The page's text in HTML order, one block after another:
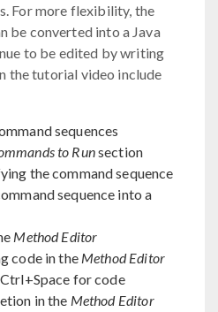
For more flexibility, the
be converted into a Java
to be edited by writing
the tutorial video include
sequences
to Runsection
the command sequence
sequence into a
Method Editor
code in the Method Editor
for code
in the Method Editor